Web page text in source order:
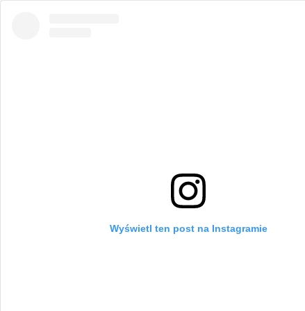
Wyświetl ten post na Instagramie